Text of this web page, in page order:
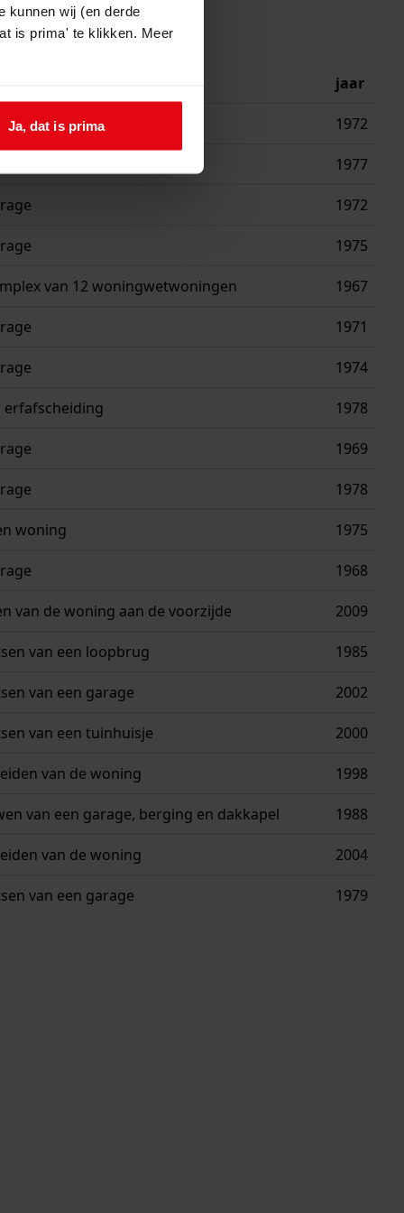
kunnen wij (en derde
is prima' te klikken. Meer
Ja, dat is prima
jaar
1972
1977
1972
1975
van 12 woningwetwoningen 1967
1971
1974
1978
1969
1978
woning 1975
1968
van de woning aan de voorzijde 2009
van een loopbrug 1985
van een garage 2002
van een tuinhuisje 2000
van de woning 1998
van een garage, berging en dakkapel 1988
van de woning 2004
van een garage 1979